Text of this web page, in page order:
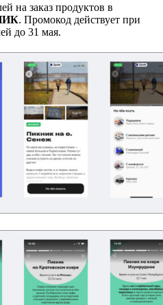
на заказ продуктов в
. Промокод действует при
до 31 мая.